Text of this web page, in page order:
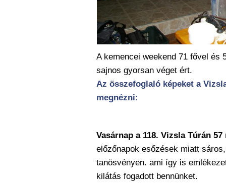
A kemencei weekend 71 fővel és
sajnos gyorsan véget ért.
Az összefoglaló képeket a
megnézni:
Vasárnap a 118. Vizsla Túrán
előzőnapok esőzések miatt
tanösvényen. ami így is
kilátás fogadott bennünket.